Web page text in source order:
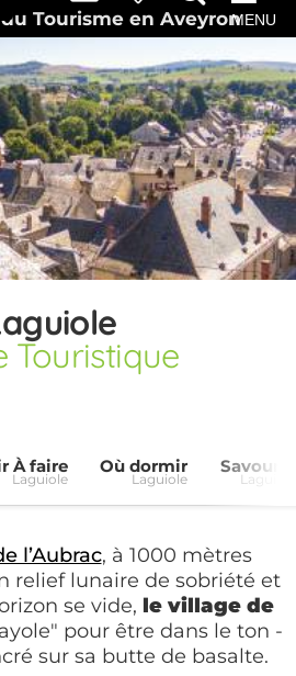
Tourisme en AveyronMENU
Touristique
À faire
Laguiole
Où dormir
Laguiole
Savourer
Laguiole
l’Aubrac, à 1000 mètres
relief lunaire de sobriété et
se vide, le village de
pour être dans le ton -
sur sa butte de basalte.